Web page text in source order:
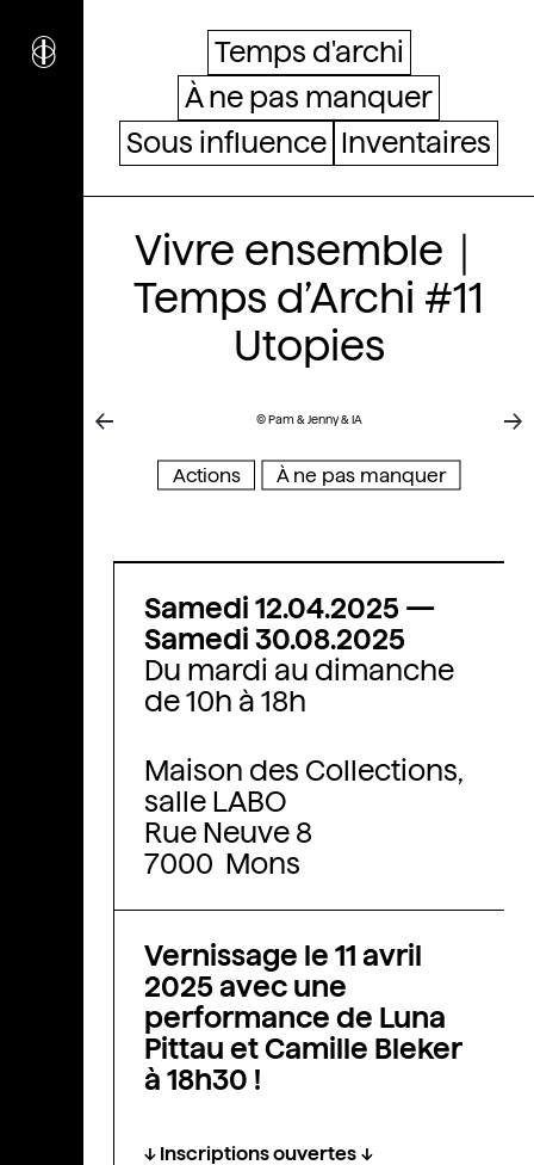
i culturel
rchitecture
Wallonie-Bruxelles
Temps d'archi
À ne pas manquer
Sous influence Inventaires
Vivre ensemble｜
Temps d’Archi #11
Utopies
© Pam & Jenny & IA
Actions À ne pas manquer
Samedi 12.04.2025 —
Samedi 30.08.2025
Du mardi au dimanche
de 10h à 18h
Maison des Collections,
salle LABO
Rue Neuve 8
7000 Mons
Vernissage le 11 avril
2025 avec une
performance de Luna
Pittau etCamille Bleker
à 18h30 !
↓ Inscriptions ouvertes ↓